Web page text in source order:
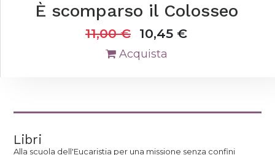
È scomparso il Colosseo
11,00€ 10,45 €
Acquista
Libri
Alla scuola dell'Eucaristia per una missione senza confini